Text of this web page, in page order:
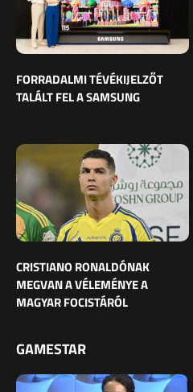
FORRADALMI TÉVÉKIJELZŐT
TALÁLT FEL A SAMSUNG
CRISTIANO RONALDÓNAK
MEGVAN A VÉLEMÉNYE A
MAGYAR FOCISTÁRÓL
GAMESTAR